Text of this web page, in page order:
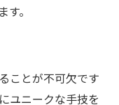
。
ことが不可欠です
ユニークな手技を